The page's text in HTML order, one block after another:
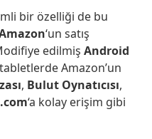
bir özelliği de bu
‘un satış
edilmiş Android
Amazon’un
, Bulut Oynatıcısı,
‘a kolay erişim gibi